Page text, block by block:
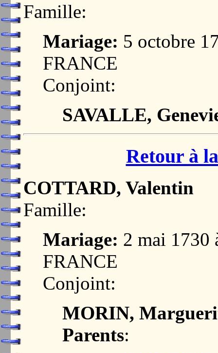
Famille:
Mariage: 5 octobre
FRANCE
Conjoint:
SAVALLE,
Retour à
COTTARD, Valentin
Famille:
Mariage: 2 mai 1730
FRANCE
Conjoint:
MORIN,
Parents: